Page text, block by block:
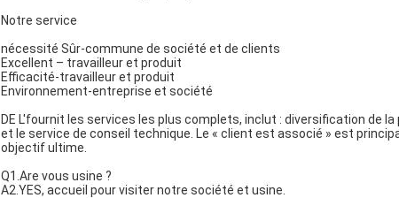
Notre service
nécessité Sûr-commune de société et de clients
Excellent – travailleur et produit
Efficacité-travailleur et produit
Environnement-entreprise et société
DE L'fournit les services les plus complets, inclut : diversification de
et le service de conseil technique. Le « client est associé » est
objectif ultime.
Q1.Are vous usine ?
A2.YES, accueil pour visiter notre société et usine.